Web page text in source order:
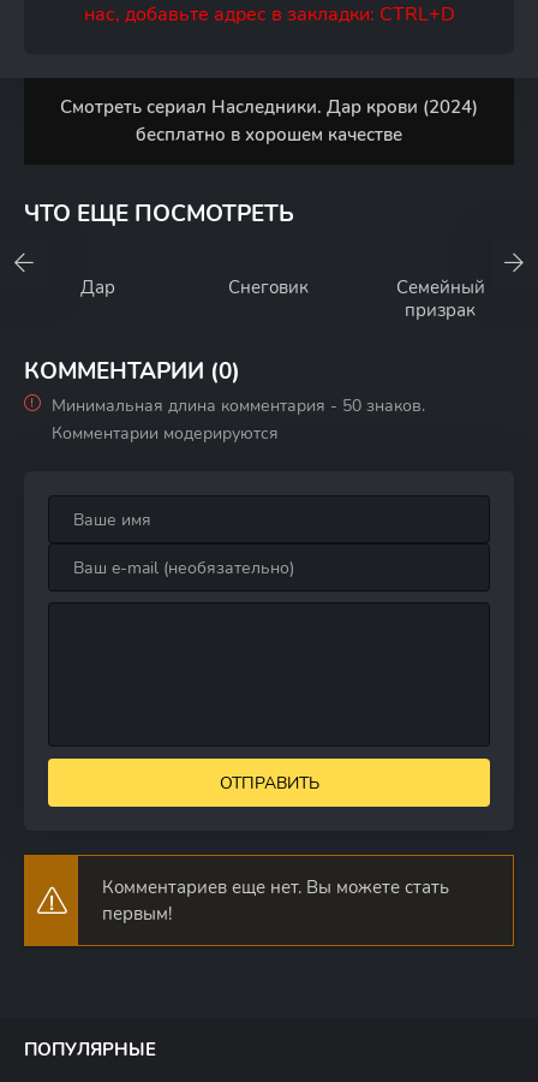
нас, добавьте адрес в закладки: CTRL+D
Смотреть сериал Наследники. Дар крови (2024)
бесплатно в хорошем качестве
ЧТО ЕЩЕ ПОСМОТРЕТЬ
Дар Снеговик
Семейный
призрак
КОММЕНТАРИИ (0)
Минимальная длина комментария - 50 знаков.
Комментарии модерируются
ОТПРАВИТЬ
Комментариев еще нет. Вы можете стать
первым!
ПОПУЛЯРНЫЕ